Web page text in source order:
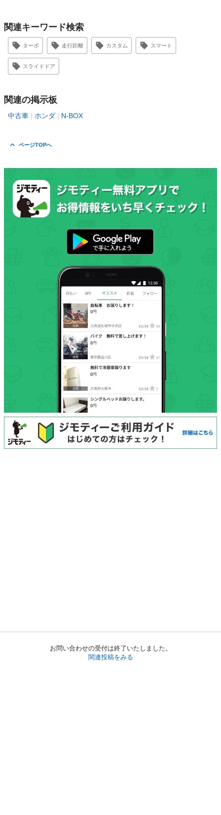
お問い合わせの受付は終了いたしました。
関連投稿をみる
関連キーワード検索
ターボ 走行距離 カスタム スマート
スライドドア
関連の掲示板
中古車 ホンダ N-BOX
ページTOPへ